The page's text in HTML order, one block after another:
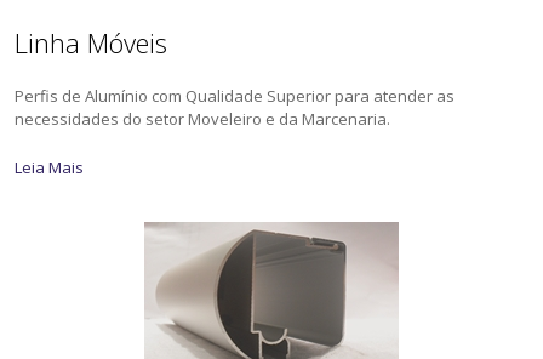
Linha Móveis
Perfis de Alumínio com Qualidade Superior para atender as
necessidades do setor Moveleiro e da Marcenaria.
Leia Mais